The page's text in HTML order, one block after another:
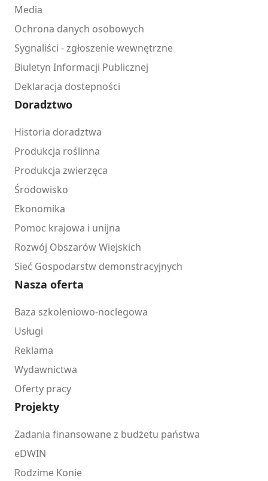
Media
Ochrona danych osobowych
Sygnaliści - zgłoszenie wewnętrzne
Biuletyn Informacji Publicznej
Deklaracja dostepności
Doradztwo
Historia doradztwa
Produkcja roślinna
Produkcja zwierzęca
Środowisko
Ekonomika
Pomoc krajowa i unijna
Rozwój Obszarów Wiejskich
Sieć Gospodarstw demonstracyjnych
Nasza oferta
Baza szkoleniowo-noclegowa
Usługi
Reklama
Wydawnictwa
Oferty pracy
Projekty
Zadania finansowane z budżetu państwa
eDWIN
Rodzime Konie